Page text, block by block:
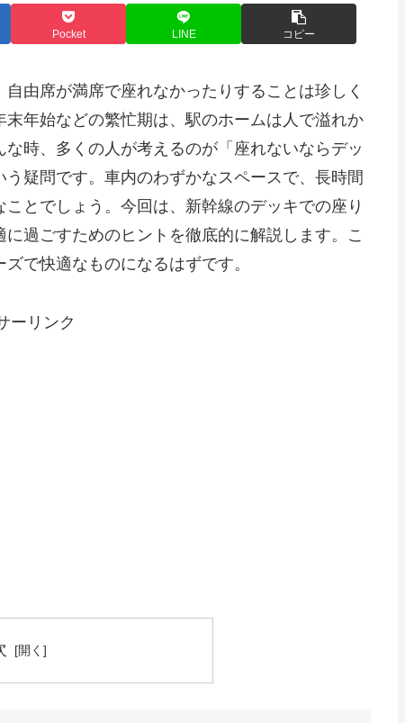
Pocket LINE コピー
由席が満席で座れなかったりすることは珍しく
年始などの繁忙期は、駅のホームは人で溢れか
時、多くの人が考えるのが「座れないならデッ
疑問です。車内のわずかなスペースで、長時間
とでしょう。今回は、新幹線のデッキでの座り
過ごすためのヒントを徹底的に解説します。こ
で快適なものになるはずです。
ーリンク